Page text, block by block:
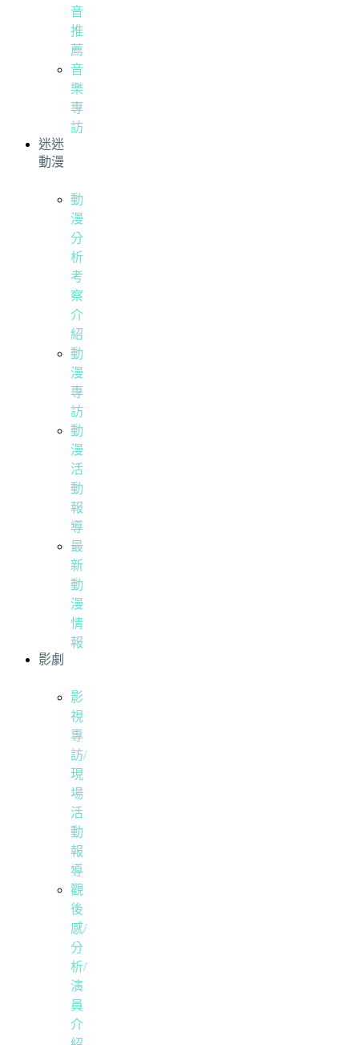
音
推
薦
音
樂
專
訪
迷迷
動漫
動
漫
分
析
考
察
介
紹
動
漫
專
訪
動
漫
活
動
報
導
最
新
動
漫
情
報
影劇
影
視
專
訪/
現
場
活
動
報
導
觀
後
感/
分
析/
演
員
介